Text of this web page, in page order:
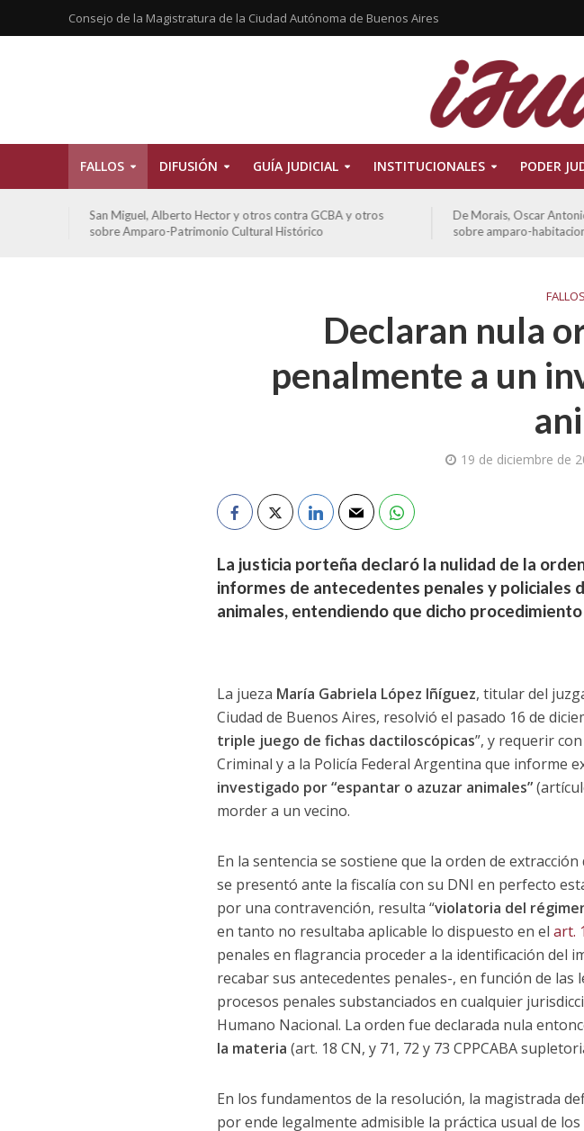
Consejo de la Magistratura de la Ciudad Autónoma de Buenos Aires
FALLOS DIFUSIÓN GUÍA JUDICIAL INSTITUCIONALES PODER
San Miguel, Alberto Hector y otros contra GCBA y otros
sobre Amparo-Patrimonio Cultural Histórico
De Morais, Oscar
sobre amparo-
FALLOS
Declaran nula
penalmente a un
19 de diciembre de
La justicia porteña declaró la nulidad de la
informes de antecedentes penales y policiales
animales, entendiendo que dicho
La jueza María Gabriela López Iñíguez, titular del
Ciudad de Buenos Aires, resolvió el pasado 16 de
triple juego de fichas dactiloscópicas”, y requerir
Criminal y a la Policía Federal Argentina que informe
investigado por “espantar o azuzar animales”
morder a un vecino.
En la sentencia se sostiene que la orden de
se presentó ante la fiscalía con su DNI en perfecto
por una contravención, resulta “violatoria del
en tanto no resultaba aplicable lo dispuesto en el art.
penales en flagrancia proceder a la identificación del
recabar sus antecedentes penales-, en función de las
procesos penales substanciados en cualquier
Humano Nacional. La orden fue declarada nula
la materia (art. 18 CN, y 71, 72 y 73 CPPCABA
En los fundamentos de la resolución, la magistrada
por ende legalmente admisible la práctica usual de